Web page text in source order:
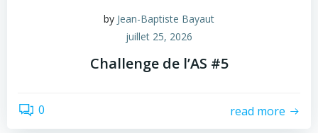
by Jean-Baptiste Bayaut
juillet 25, 2026
Challenge de l’AS #5
0 read more